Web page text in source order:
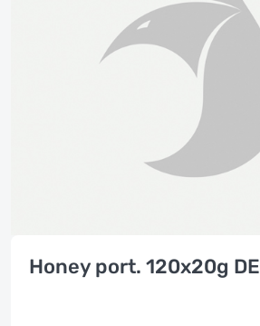
Honey port. 120x20g DE